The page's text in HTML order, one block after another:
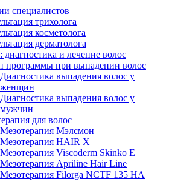
специалистов
трихолога
косметолога
дерматолога
диагностика и лечение волос
программы при выпадении волос
Диагностика выпадения волос у
женщин
Диагностика выпадения волос у
мужчин
для волос
Мезотерапия Мэлсмон
Мезотерапия HAIR X
Мезотерапия Viscoderm Skinko E
Мезотерапия Apriline Hair Line
Мезотерапия Filorga NCTF 135 HA